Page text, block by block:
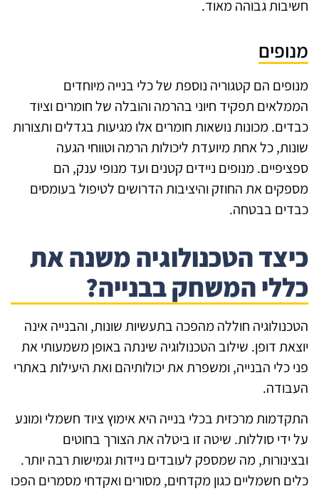
גבוהה מאוד.
הם קטגוריה נוספת של כלי בנייה מיוחדים
תפקיד חיוני בהרמה והובלה של חומרים וציוד
מכונות נושאות חומרים אלו מגיעות בגדלים ותצורות
כל אחת מיועדת ליכולות הרמה וטווחי הגעה
מנופים ניידים קטנים ועד מנופי ענק, הם
את החוזק והיציבות הדרושים לטיפול בעומסים
בבטחה.
הטכנולוגיה משנה את
המשחק בבנייה?
חוללה מהפכה בתעשיות שונות, והבנייה אינה
דופן. שילוב הטכנולוגיה שינתה באופן משמעותי את
כלי הבנייה, ומשפרת את יכולותיהם ואת היעילות באתרי
מרכזית בכלי בנייה היא אימוץ ציוד חשמלי ומונע
ידי סוללות. שיטה זו ביטלה את הצורך בחוטים
מה שמספק לעובדים ניידות וגמישות רבה יותר.
חשמליים כגון מקדחים, מסורים ואקדחי מסמרים הפכו